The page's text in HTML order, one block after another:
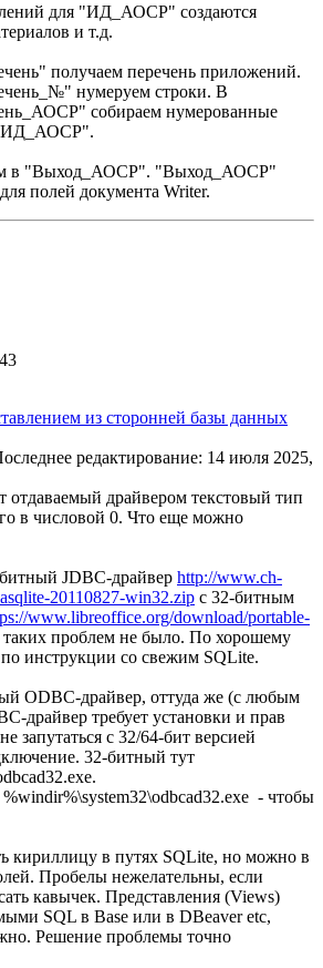
для "ИД_АОСР" создаются
и т.д.
получаем перечень приложений.
нумеруем строки. В
собираем нумерованные
"ИД_АОСР".
в "Выход_АОСР". "Выход_АОСР"
полей документа Writer.
из сторонней базы данных
редактирование: 14 июля 2025,
отдаваемый драйвером текстовый тип
в числовой 0. Что еще можно
JDBC-драйвер http://www.ch-
20110827-win32.zip с 32-битным
www.libreoffice.org/download/portable-
проблем не было. По хорошему
по инструкции со свежим SQLite.
ODBC-драйвер, оттуда же (с любым
драйвер требует установки и прав
запутаться с 32/64-бит версией
32-битный тут
- чтобы
кириллицу в путях SQLite, но можно в
Пробелы нежелательны, если
кавычек. Представления (Views)
SQL в Base или в DBeaver etс,
Решение проблемы точно